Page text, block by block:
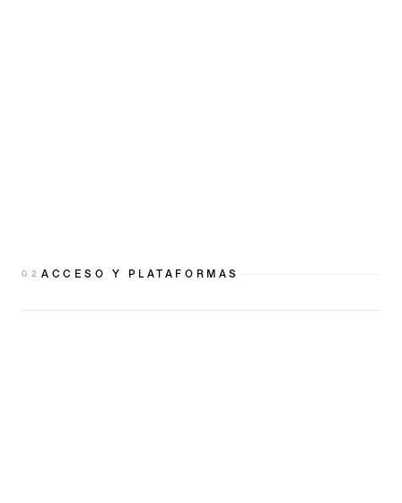
0 2 ACCESO Y PLATAFORMAS